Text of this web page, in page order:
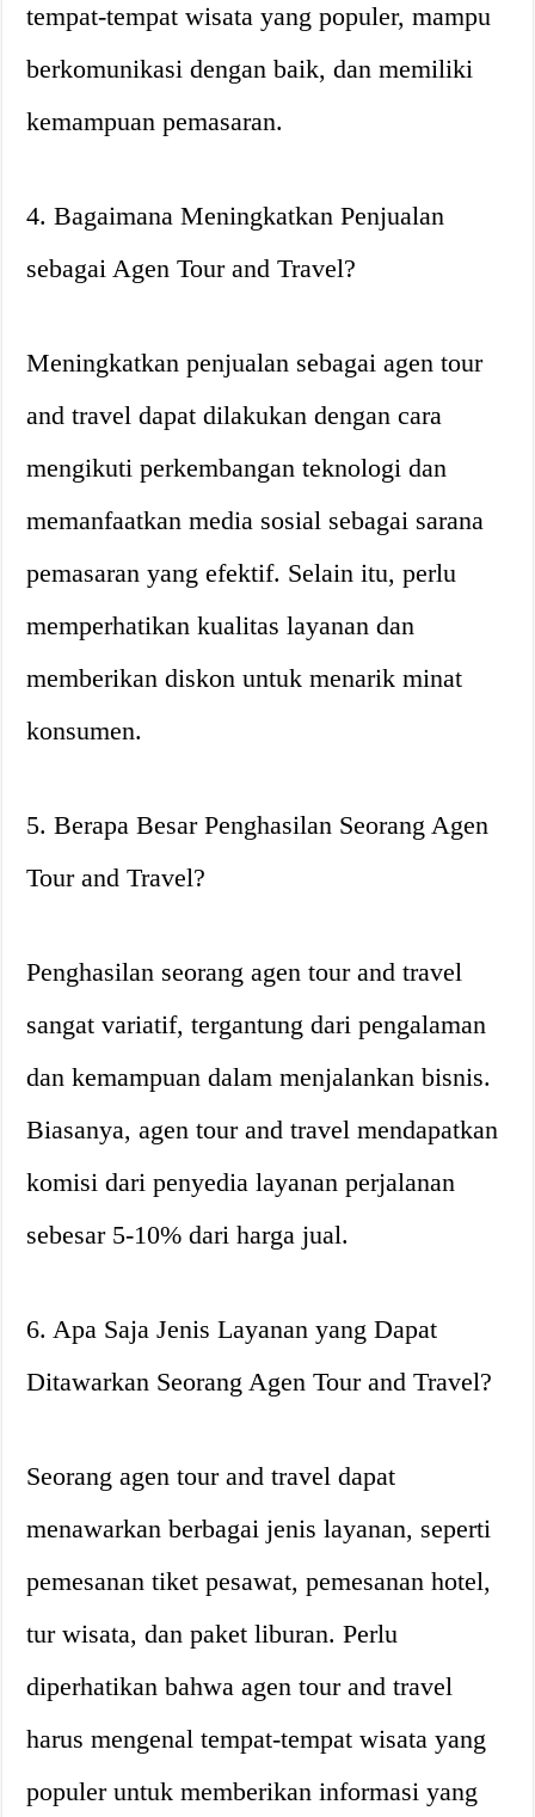
tempat-tempat wisata yang populer, mampu
berkomunikasi dengan baik, dan memiliki
kemampuan pemasaran.
4. Bagaimana Meningkatkan Penjualan
sebagai Agen Tour and Travel?
Meningkatkan penjualan sebagai agen tour
and travel dapat dilakukan dengan cara
mengikuti perkembangan teknologi dan
memanfaatkan media sosial sebagai sarana
pemasaran yang efektif. Selain itu, perlu
memperhatikan kualitas layanan dan
memberikan diskon untuk menarik minat
konsumen.
5. Berapa Besar Penghasilan Seorang Agen
Tour and Travel?
Penghasilan seorang agen tour and travel
sangat variatif, tergantung dari pengalaman
dan kemampuan dalam menjalankan bisnis.
Biasanya, agen tour and travel mendapatkan
komisi dari penyedia layanan perjalanan
sebesar 5-10% dari harga jual.
6. Apa Saja Jenis Layanan yang Dapat
Ditawarkan Seorang Agen Tour and Travel?
Seorang agen tour and travel dapat
menawarkan berbagai jenis layanan, seperti
pemesanan tiket pesawat, pemesanan hotel,
tur wisata, dan paket liburan. Perlu
diperhatikan bahwa agen tour and travel
harus mengenal tempat-tempat wisata yang
populer untuk memberikan informasi yang